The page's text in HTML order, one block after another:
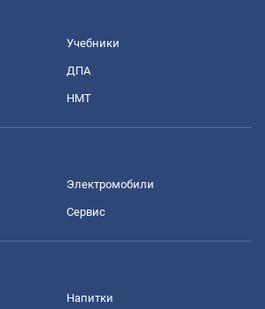
Учебники
ДПА
НМТ
Электромобили
Сервис
Напитки